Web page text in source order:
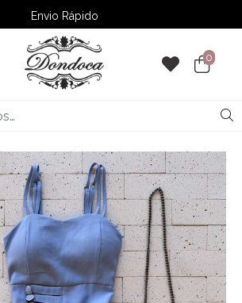
Envio Rápido
➚ Ofertas– Até 60% OFF
0